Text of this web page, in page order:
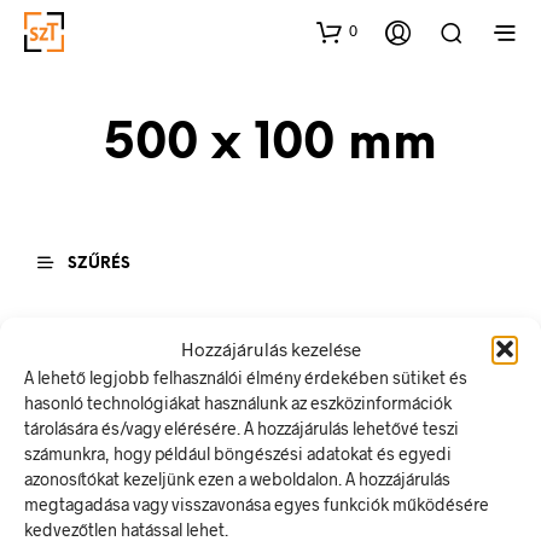
Hozzájárulás kezelése
A lehető legjobb felhasználói élmény érdekében sütiket és
hasonló technológiákat használunk az eszközinformációk
tárolására és/vagy elérésére. A hozzájárulás lehetővé teszi
számunkra, hogy például böngészési adatokat és egyedi
azonosítókat kezeljünk ezen a weboldalon. A hozzájárulás
megtagadása vagy visszavonása egyes funkciók működésére
kedvezőtlen hatással lehet.
0
500 x 100 mm
SZŰRÉS
360Ft – 720FtÁrtartomány:
360 Ft
-
720 Ft
OPCIÓK VÁLASZTÁSA
Ennek
a
terméknek
360Ft – 900FtÁrtartomány:
900 Ft
OPCIÓK VÁLASZTÁSA